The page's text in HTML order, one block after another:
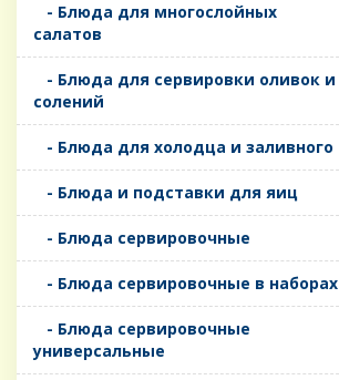
- Блюда для многослойных
салатов
- Блюда для сервировки оливок и
солений
- Блюда для холодца и заливного
- Блюда и подставки для яиц
- Блюда сервировочные
- Блюда сервировочные в наборах
- Блюда сервировочные
универсальные